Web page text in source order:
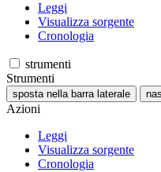
Leggi
Visualizza sorgente
Cronologia
strumenti
Strumenti
sposta nella barra laterale
Azioni
Leggi
Visualizza sorgente
Cronologia